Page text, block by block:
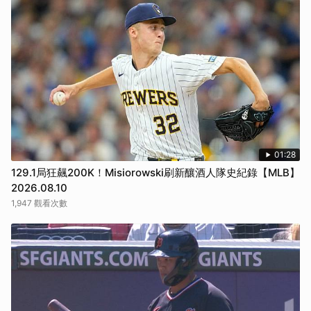
01:28
129.1局狂飆200K！Misiorowski刷新釀酒人隊史紀錄【MLB】
2026.08.10
1,947 觀看次數